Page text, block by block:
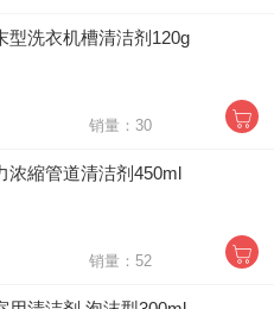
型洗衣机槽清洁剂120g
销量：30
浓縮管道清洁剂450ml
销量：52